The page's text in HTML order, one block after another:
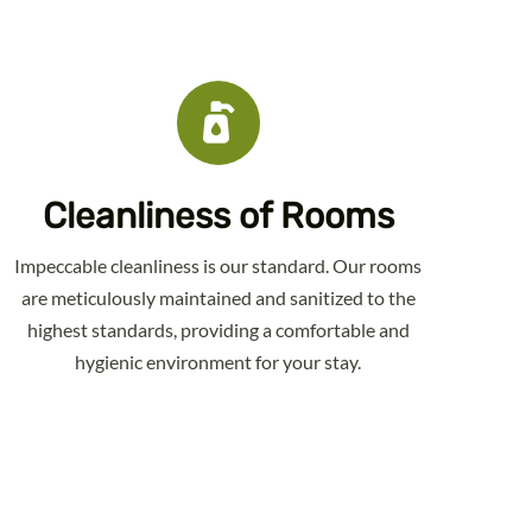
Cleanliness of Rooms
Impeccable cleanliness is our standard. Our rooms
are meticulously maintained and sanitized to the
highest standards, providing a comfortable and
hygienic environment for your stay.